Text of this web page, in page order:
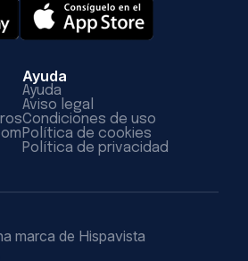
Ayuda
Ayuda
Aviso legal
Condiciones de uso
Política de cookies
Política de privacidad
marca de Hispavista